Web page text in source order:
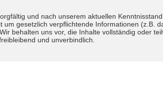
und nach unserem aktuellen
gesetzlich verpflichtende Informationen (z.B.
behalten uns vor, die Inhalte vollständig oder
und unverbindlich.